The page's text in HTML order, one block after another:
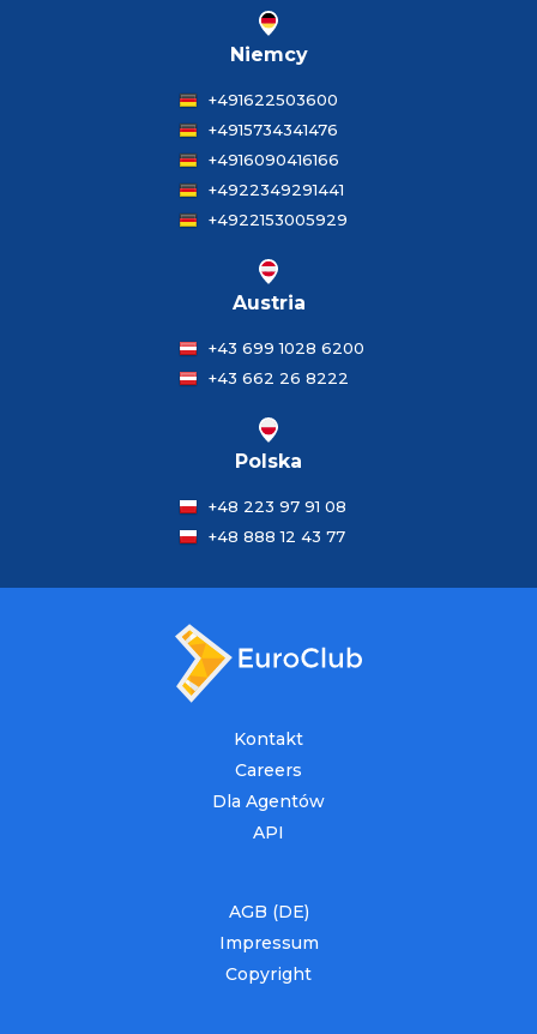
Niemcy
+491622503600
+4915734341476
+4916090416166
+4922349291441
+4922153005929
Austria
+43 699 1028 6200
+43 662 26 8222
Polska
+48 223 97 91 08
+48 888 12 43 77
Kontakt
Careers
Dla Agentów
API
AGB (DE)
Impressum
Copyright